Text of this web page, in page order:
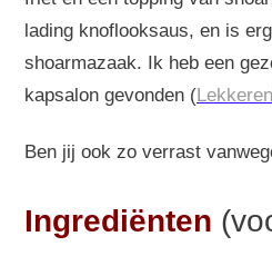
lading knoflooksaus, en is
shoarmazaak. Ik heb een
kapsalon gevonden (
Ben jij ook zo verrast
Ingrediënten